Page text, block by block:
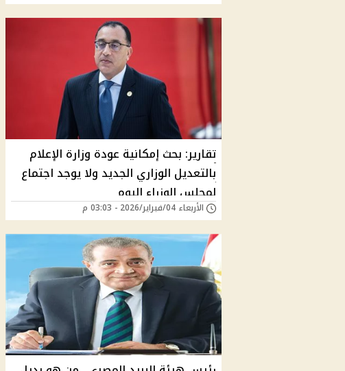
تقارير: بحث إمكانية عودة وزارة الإعلام
بالتعديل الوزاري الجديد ولا يوجد اجتماع
لمجلس الوزراء اليوم
الأربعاء 04/فبراير/2026 - 03:03 م